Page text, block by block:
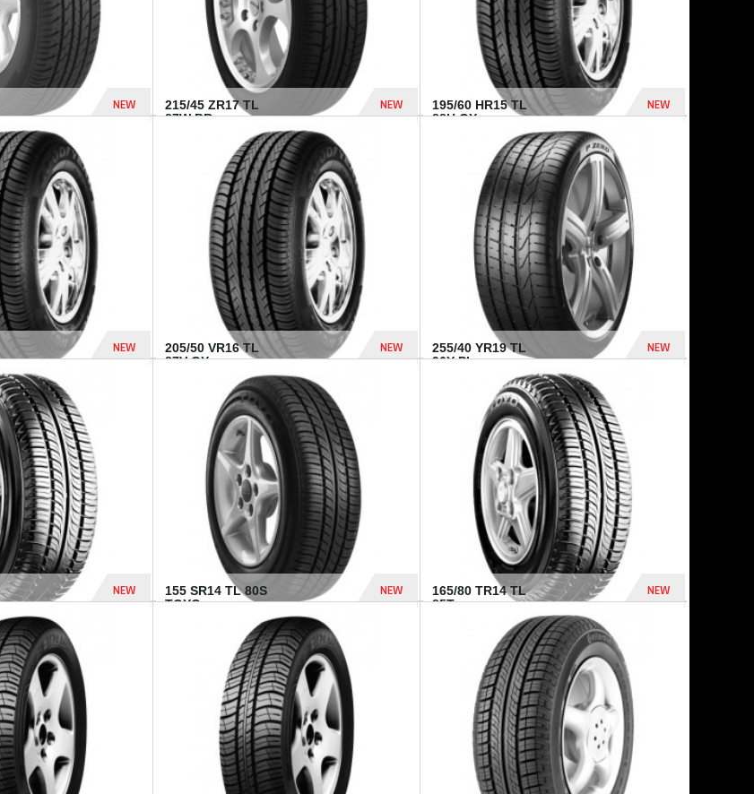
NEW
837 Dhs
215/45 ZR17 TL
87W BR...
NEW
955 Dhs
195/60 HR15 TL
88H GY...
NEW
NEW
205/50 VR16 TL
87V GY...
NEW
255/40 YR19 TL
96Y PI...
NEW
1 771 Dhs
NEW
155 SR14 TL 80S
TOYO...
NEW
165/80 TR14 TL
85T...
NEW
458 Dhs